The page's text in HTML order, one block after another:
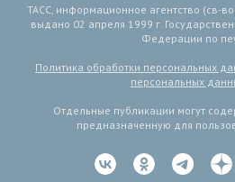
ТАСС, информационное агентство (св-
выдано 02 апреля 1999 г.
Федерации по
Политика обработки персональных
персональных
Отдельные публикации могут
предназначенную для